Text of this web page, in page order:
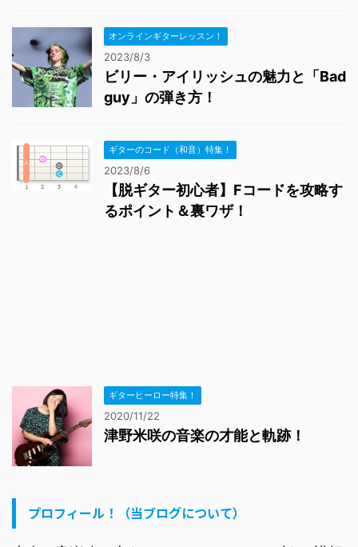
オンラインギターレッスン！
2023/8/3
ビリー・アイリッシュの魅力と「Bad
guy」の弾き方！
ギターのコード（和音）特集！
2023/8/6
【脱ギター初心者】Fコードを攻略す
るポイント＆裏ワザ！
ギターヒーロー特集！
2020/11/22
津野米咲の音楽の才能と軌跡！
プロフィール！（当ブログについて）